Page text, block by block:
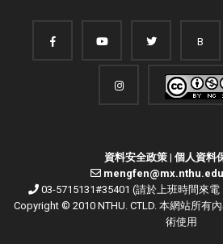
B
資料安全政策| 個人資料
03-5715131#35401 (請於上班時間來
Copyright © 2010 NTHU. CTLD. 本網站所有
術使用